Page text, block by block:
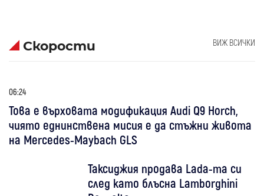
Скорости ВИЖ ВСИЧКИ
06:24
Това е върховата модификация Audi Q9 Horch,
чиято еднинствена мисия е да стъжни живота
на Mercedes-Maybach GLS
Таксиджия продава Lada-та си
след като блъсна Lamborghini